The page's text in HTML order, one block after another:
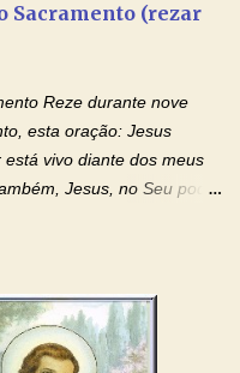
o heroísmo das virtudes
e a voluntária pobreza, e
Sacramento (rezar
Reze durante nove
esta oração: Jesus
vivo diante dos meus
Jesus, no Seu poder
seja agora derramado
Eu peço, Senhor
deste Sangue,